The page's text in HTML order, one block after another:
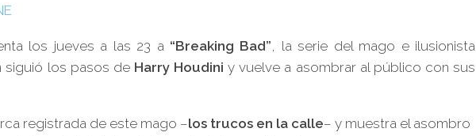
los jueves a las 23 a“Breaking Bad”, la serie del mago e ilusionista
siguió los pasos de Harry Houdini y vuelve a asombrar al público con sus
registrada de este mago –los trucos en la calle– y muestra el asombro